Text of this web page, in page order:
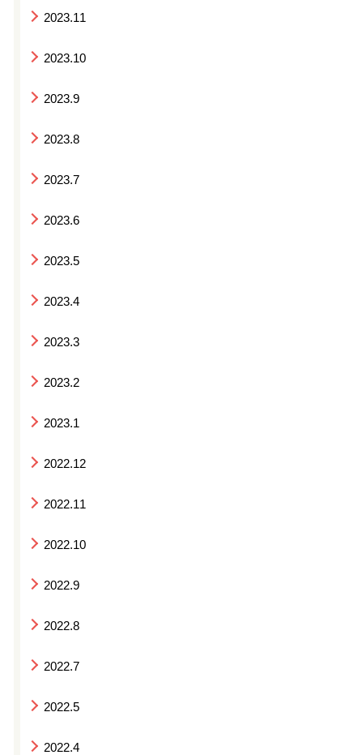
2023.11
2023.10
2023.9
2023.8
2023.7
2023.6
2023.5
2023.4
2023.3
2023.2
2023.1
2022.12
2022.11
2022.10
2022.9
2022.8
2022.7
2022.5
2022.4